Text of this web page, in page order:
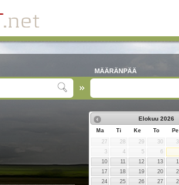
MÄÄRÄNPÄÄ
Elokuu 2026
Ma Ti Ke To
Pe
27
28 29 30
3
4 5
6
10
11 12 13
17
18 19 20
24
25 26 27